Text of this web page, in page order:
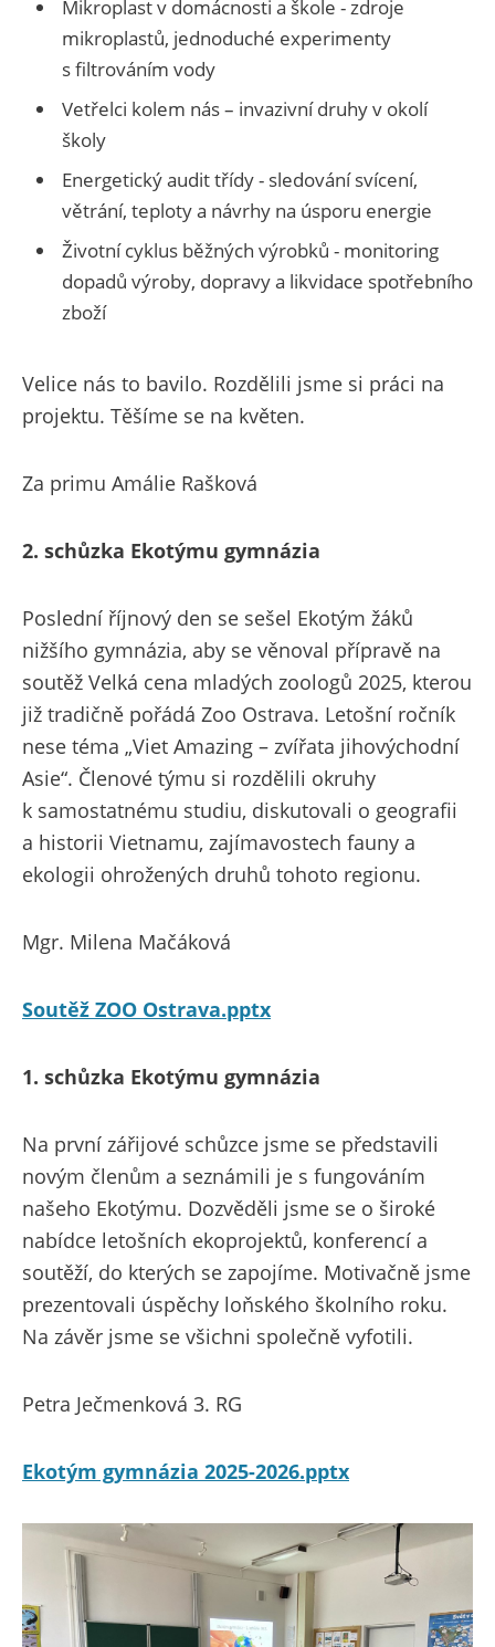
Mikroplast v domácnosti a škole - zdroje
mikroplastů, jednoduché experimenty
s filtrováním vody
Vetřelci kolem nás – invazivní druhy v okolí
školy
Energetický audit třídy - sledování svícení,
větrání, teploty a návrhy na úsporu energie
Životní cyklus běžných výrobků - monitoring
dopadů výroby, dopravy a likvidace spotřebního
zboží
Velice nás to bavilo. Rozdělili jsme si práci na
projektu. Těšíme se na květen.
Za primu Amálie Rašková
2. schůzka Ekotýmu gymnázia
Poslední říjnový den se sešel Ekotým žáků
nižšího gymnázia, aby se věnoval přípravě na
soutěž Velká cena mladých zoologů 2025, kterou
již tradičně pořádá Zoo Ostrava. Letošní ročník
nese téma „Viet Amazing – zvířata jihovýchodní
Asie“. Členové týmu si rozdělili okruhy
k samostatnému studiu, diskutovali o geografii
a historii Vietnamu, zajímavostech fauny a
ekologii ohrožených druhů tohoto regionu.
Mgr. Milena Mačáková
Soutěž ZOO Ostrava.pptx
1. schůzka Ekotýmu gymnázia
Na první zářijové schůzce jsme se představili
novým členům a seznámili je s fungováním
našeho Ekotýmu. Dozvěděli jsme se o široké
nabídce letošních ekoprojektů, konferencí a
soutěží, do kterých se zapojíme. Motivačně jsme
prezentovali úspěchy loňského školního roku.
Na závěr jsme se všichni společně vyfotili.
Petra Ječmenková 3. RG
Ekotým gymnázia 2025-2026.pptx